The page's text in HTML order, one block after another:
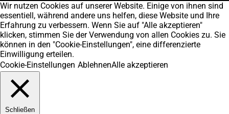
Wir nutzen Cookies auf unserer Website. Einige von ihnen sind
essentiell, während andere uns helfen, diese Website und Ihre
Erfahrung zu verbessern. Wenn Sie auf "Alle akzeptieren"
klicken, stimmen Sie der Verwendung von allen Cookies zu. Sie
können in den "Cookie-Einstellungen", eine differenzierte
Einwilligung erteilen.
Cookie-Einstellungen AblehnenAlle akzeptieren
Schließen